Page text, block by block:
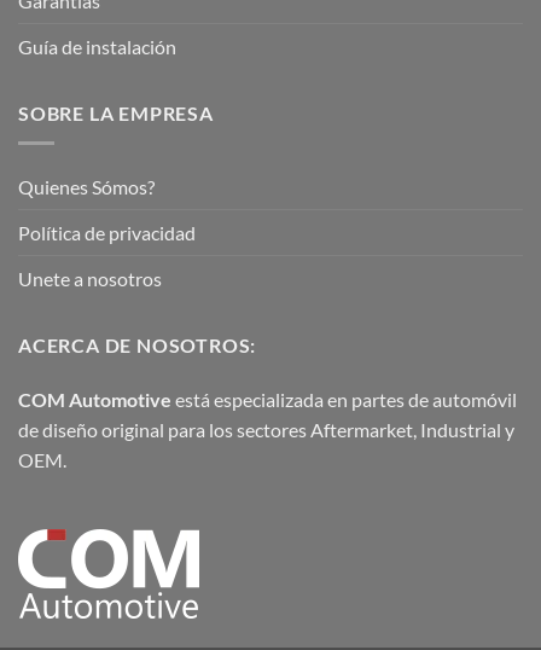
Guía de instalación
SOBRE LA EMPRESA
Quienes Sómos?
Política de privacidad
Unete a nosotros
ACERCA DE NOSOTROS:
COM Automotive está especializada en partes de automóvil
de diseño original para los sectores Aftermarket, Industrial y
OEM.